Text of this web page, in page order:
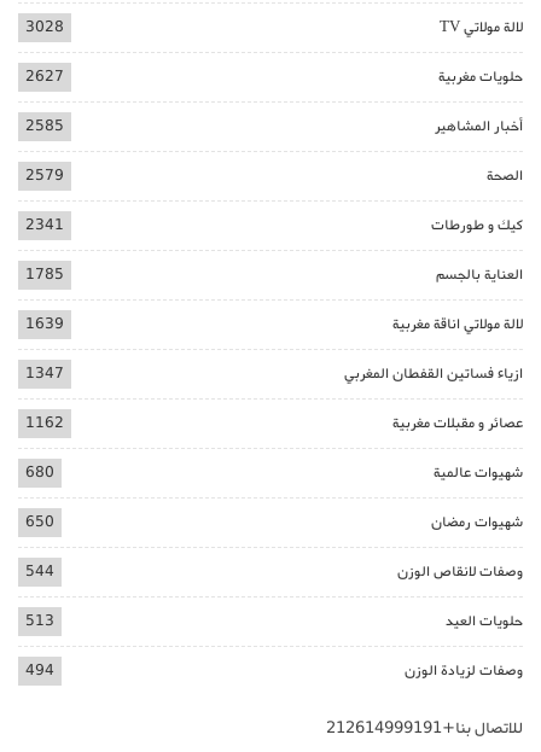
لالة مولاتي TV 3028
حلويات مغربية 2627
أخبار المشاهير 2585
الصحة 2579
كيك و طورطات 2341
العناية بالجسم 1785
لالة مولاتي اناقة مغربية 1639
ازياء فساتين القفطان المغربي 1347
عصائر و مقبلات مغربية 1162
شهيوات عالمية 680
شهيوات رمضان 650
وصفات لانقاص الوزن 544
حلويات العيد 513
وصفات لزيادة الوزن 494
للاتصال بنا+212614999191